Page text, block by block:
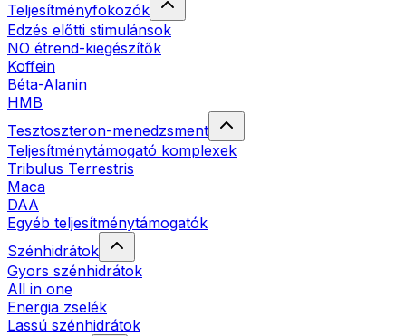
Teljesítményfokozók
Edzés előtti stimulánsok
NO étrend-kiegészítők
Koffein
Béta-Alanin
HMB
Tesztoszteron-menedzsment
Teljesítménytámogató komplexek
Tribulus Terrestris
Maca
DAA
Egyéb teljesítménytámogatók
Szénhidrátok
Gyors szénhidrátok
All in one
Energia zselék
Lassú szénhidrátok